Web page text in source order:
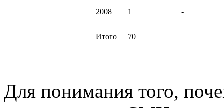
2008 1 -
Итого 70
Для понимания того,